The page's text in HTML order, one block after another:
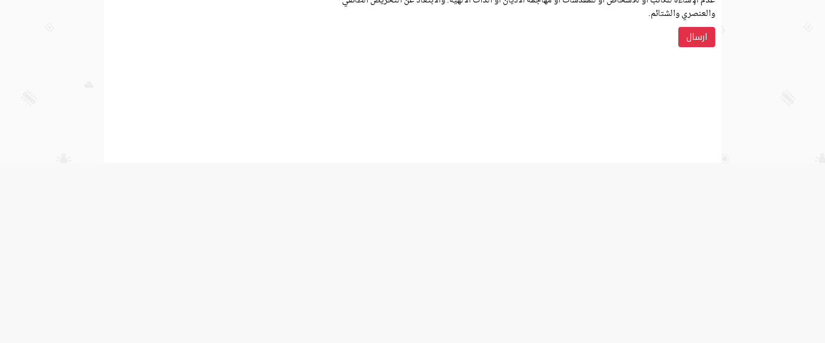
والعنصري والشتائم.